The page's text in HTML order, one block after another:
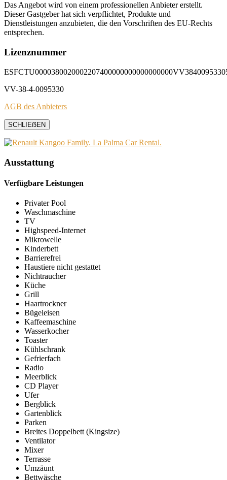
Das Angebot wird von einem professionellen Anbieter erstellt.
Dieser Gastgeber hat sich verpflichtet, Produkte und
Dienstleistungen anzubieten, die den Vorschriften des EU-Rechts
entsprechen.
Lizenznummer
VV-38-4-0095330
AGB des Anbieters
SCHLIEẞEN
Ausstattung
Verfügbare Leistungen
Privater Pool
Waschmaschine
TV
Highspeed-Internet
Mikrowelle
Kinderbett
Barrierefrei
Haustiere nicht gestattet
Nichtraucher
Küche
Grill
Haartrockner
Bügeleisen
Kaffeemaschine
Wasserkocher
Toaster
Kühlschrank
Gefrierfach
Radio
Meerblick
CD Player
Ufer
Bergblick
Gartenblick
Parken
Breites Doppelbett (Kingsize)
Ventilator
Mixer
Terrasse
Umzäunt
Bettwäsche